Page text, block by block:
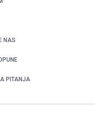
NAS
PITANJA